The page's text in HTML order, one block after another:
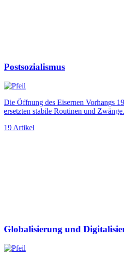
Postsozialismus
Die Öffnung des Eisernen Vorhangs
ersetzten stabile Routinen und
19 Artikel
Globalisierung und